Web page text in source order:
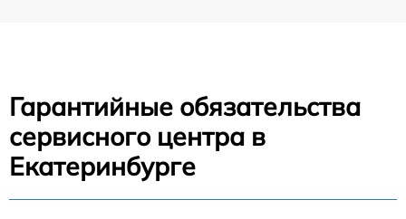
Гарантийные обязательства
сервисного центра в
Екатеринбурге